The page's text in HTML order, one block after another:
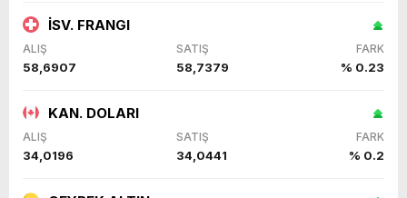
İSV. FRANGI
ALIŞ SATIŞ FARK
58,6907 58,7379 % 0.23
KAN. DOLARI
ALIŞ SATIŞ FARK
34,0196 34,0441 % 0.2